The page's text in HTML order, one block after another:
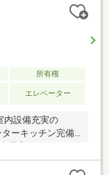
所有権
エレベーター